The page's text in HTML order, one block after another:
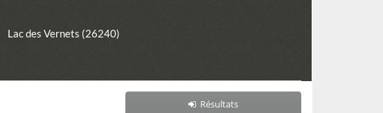
Lac des Vernets (26240)
Résultats